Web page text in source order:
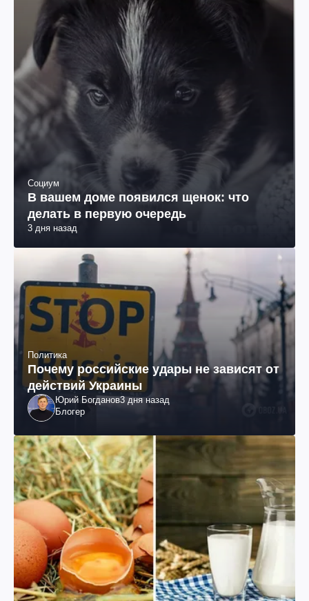
Социум
В вашем доме появился щенок: что
делать в первую очередь
3 дня назад
Политика
Почему российские удары не зависят от
действий Украины
Юрий Богданов3 дня назад
Блогер